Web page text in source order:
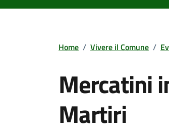
Home / Vivere il Comune /
Mercatini
Martiri